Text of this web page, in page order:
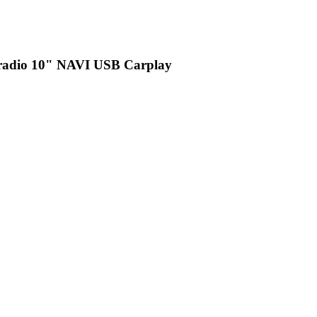
10" NAVI USB Carplay